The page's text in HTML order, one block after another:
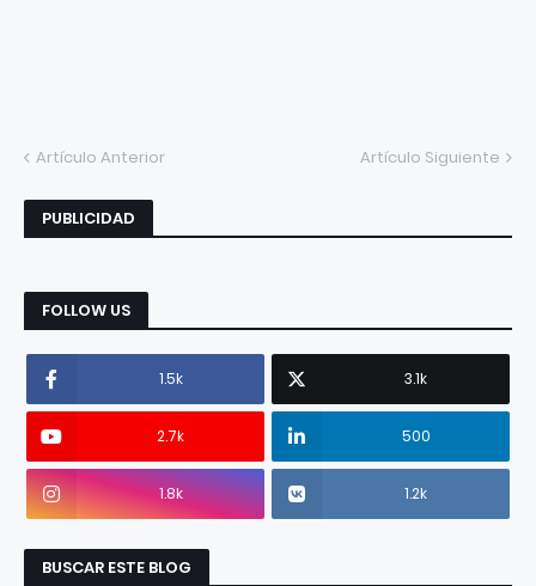
Artículo Anterior Artículo Siguiente
PUBLICIDAD
FOLLOW US
1.5k 3.1k
2.7k 500
1.8k 1.2k
BUSCAR ESTE BLOG